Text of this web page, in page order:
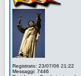
Registrato: 23/07/06 21:22
Messaggi: 7446